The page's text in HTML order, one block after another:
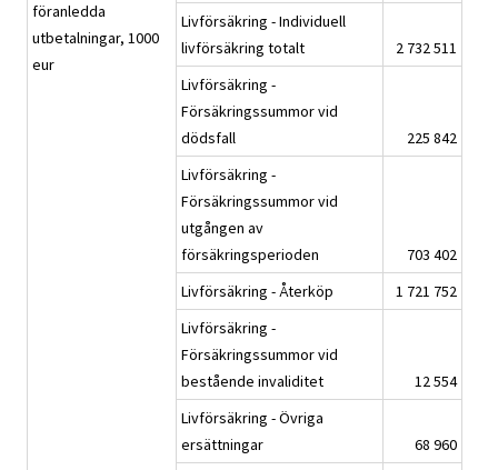
föranledda
utbetalningar, 1000
eur
Livförsäkring - Individuell
livförsäkring totalt
2 732 511
Livförsäkring -
Försäkringssummor vid
dödsfall
225 842
Livförsäkring -
Försäkringssummor vid
utgången av
försäkringsperioden
703 402
Livförsäkring - Återköp
1 721 752
Livförsäkring -
Försäkringssummor vid
bestående invaliditet
12 554
Livförsäkring - Övriga
ersättningar
68 960